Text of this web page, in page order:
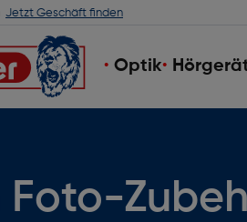
Jetzt Geschäft finden
Optik
Foto-